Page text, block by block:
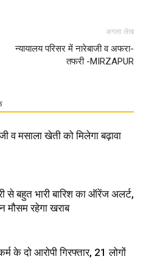
अगला लेख
न्यायालय परिसर में नारेबाजी व अफरा-
तफरी -MIRZAPUR
व मसाला खेती को मिलेगा बढ़ावा
से बहुत भारी बारिश का ऑरेंज अलर्ट,
मौसम रहेगा खराब
के दो आरोपी गिरफ्तार, 21 लोगों